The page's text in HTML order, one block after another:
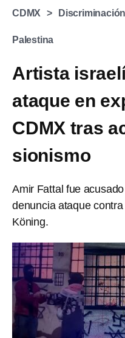
CDMX Discriminación
Palestina
Artista
ataque en
CDMX tras
sionismo
Amir Fattal fue
denuncia ataque
Köning.